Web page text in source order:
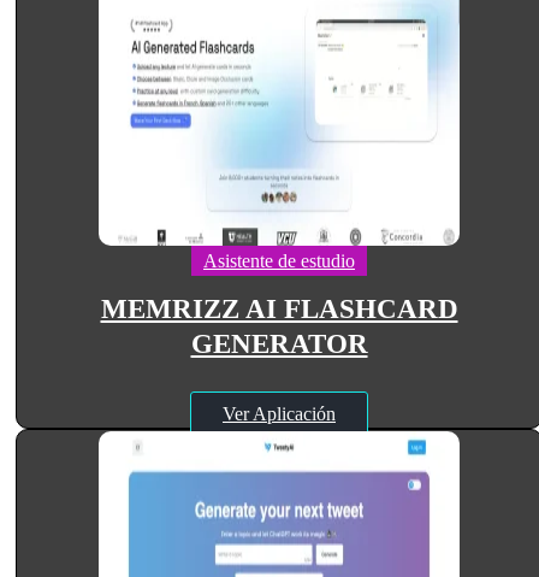
Asistente de estudio
MEMRIZZ AI FLASHCARD
GENERATOR
Ver Aplicación